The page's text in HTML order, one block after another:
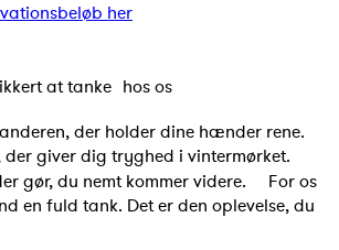
her
at tanke hos os
der holder dine hænder rene.
der giver dig tryghed i vintermørket.
gør, du nemt kommer videre. For os
en fuld tank. Det er den oplevelse, du